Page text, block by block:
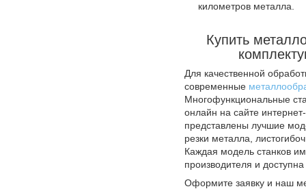
километров металла.
Купить
Для качественной
современные
Многофункциональные
онлайн на сайте
представлены лучшие
резки металла,
Каждая модель станков
производителя и
Оформите заявку и наш